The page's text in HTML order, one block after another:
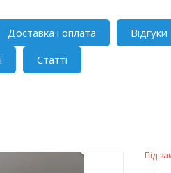
Доставка і оплата
Відгуки
Статті
Під